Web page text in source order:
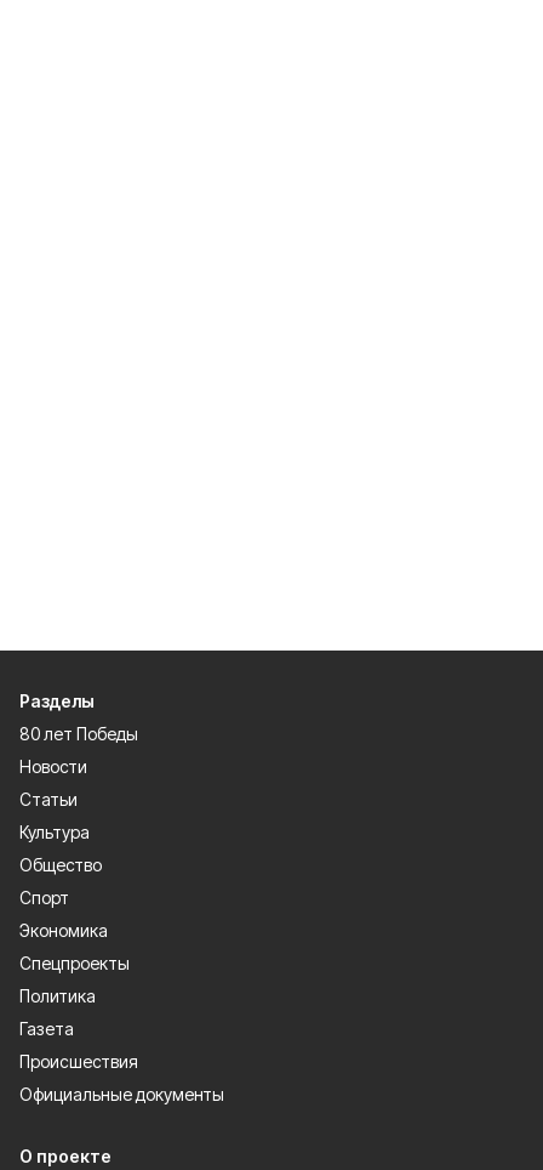
Разделы
80 лет Победы
Новости
Статьи
Культура
Общество
Спорт
Экономика
Спецпроекты
Политика
Газета
Происшествия
Официальные документы
О проекте